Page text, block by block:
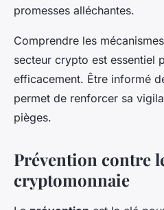
promesses alléchantes.
Comprendre les
secteur crypto est essentiel
efficacement. Être informé
permet de renforcer sa
pièges.
Prévention contre
cryptomonnaie